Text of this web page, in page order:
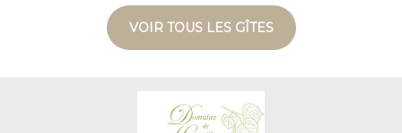
VOIR TOUS LES GÎTES